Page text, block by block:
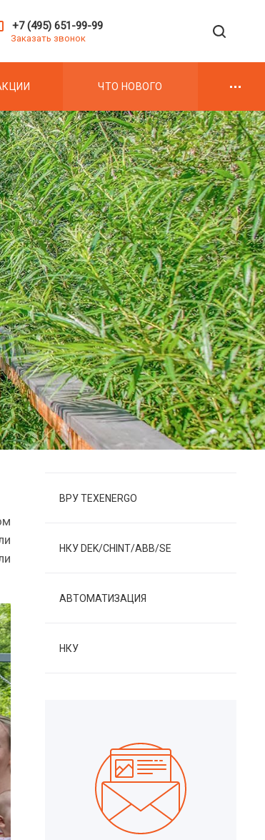
+7 (495) 651-99-99
Заказать звонок
ЧТО НОВОГО
ВРУ TEXENERGO
НКУ DEK/CHINT/ABB/SE
АВТОМАТИЗАЦИЯ
НКУ